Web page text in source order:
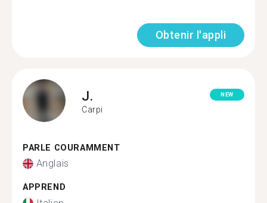
Obtenir l'appli
J.
Carpi
NEW
PARLE COURAMMENT
Anglais
APPREND